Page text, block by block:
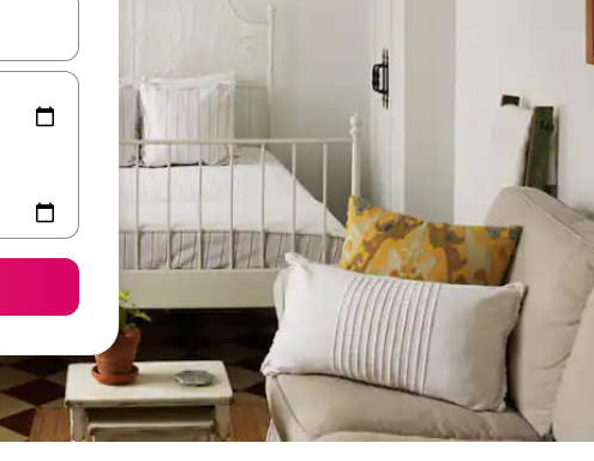
navegue com as teclas de seta para cima e para baixo ou explore com